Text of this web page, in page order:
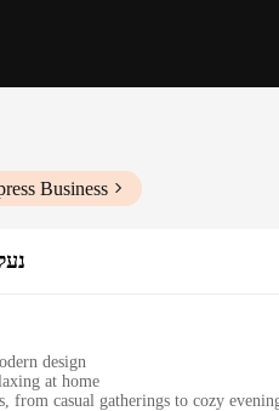
Business
design
at home
from casual gatherings to cozy